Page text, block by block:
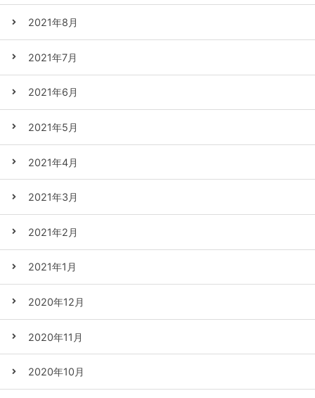
2021年8月
2021年7月
2021年6月
2021年5月
2021年4月
2021年3月
2021年2月
2021年1月
2020年12月
2020年11月
2020年10月